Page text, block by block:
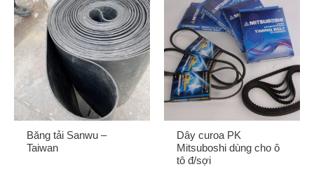
Băng tải Sanwu –
Taiwan
Dây curoa PK
Mitsuboshi dùng cho ô
tô đ/sợi